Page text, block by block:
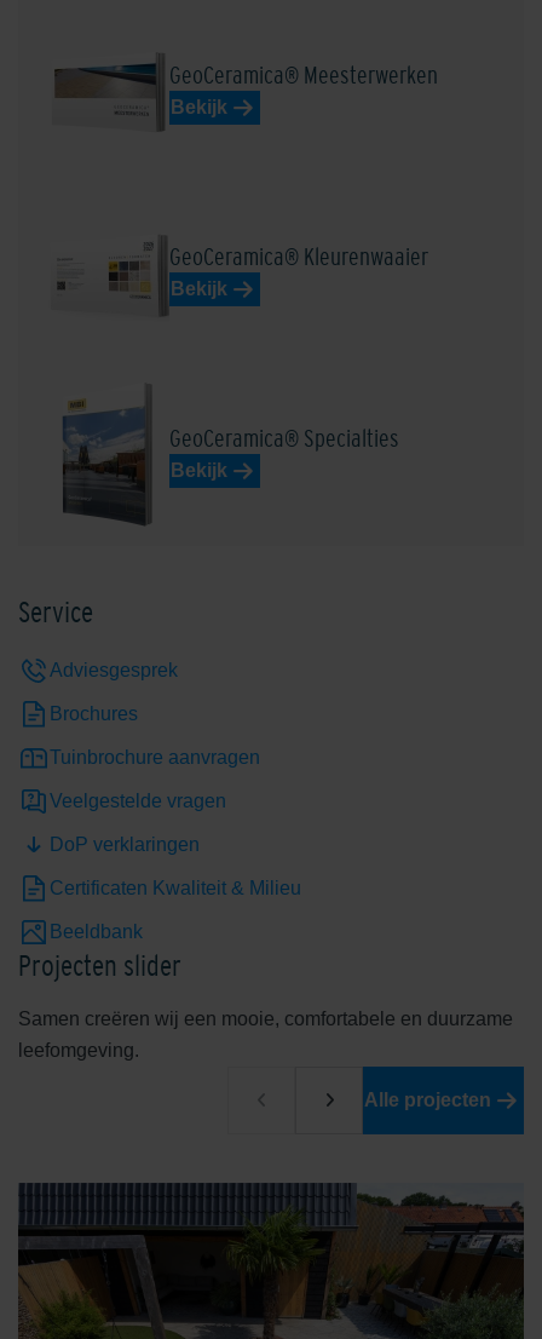
GeoCeramica® Meesterwerken
Bekijk
GeoCeramica® Kleurenwaaier
Bekijk
GeoCeramica® Specialties
Bekijk
Service
Adviesgesprek
Brochures
Tuinbrochure aanvragen
Veelgestelde vragen
DoP verklaringen
Certificaten Kwaliteit & Milieu
Beeldbank
Projecten slider
Samen creëren wij een mooie, comfortabele en duurzame
leefomgeving.
Alle projecten